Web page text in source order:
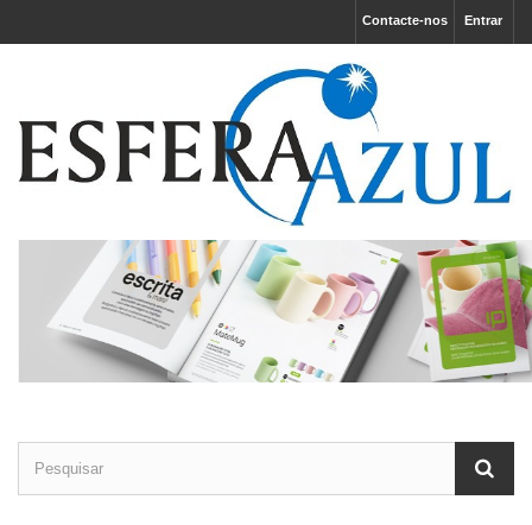
Entrar
Contacte-nos